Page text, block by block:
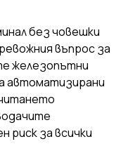
без човешки
въпрос за
железопътни
автоматизирани
риск за всички